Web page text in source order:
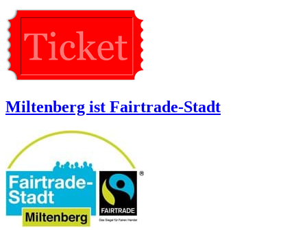
Miltenberg ist Fairtrade-Stadt